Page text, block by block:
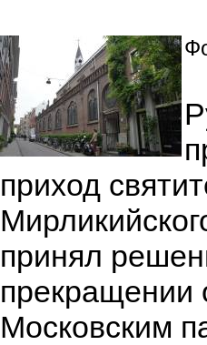
приход
принял
прекращении
Московским